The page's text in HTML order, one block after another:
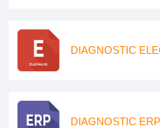
DIAGNOSTIC
DIAGNOSTIC ERP